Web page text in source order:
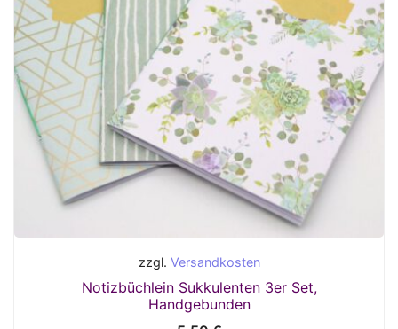
zzgl. Versandkosten
Notizbüchlein Sukkulenten 3er Set,
Handgebunden